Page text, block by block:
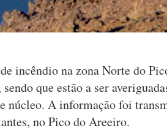
incêndio na zona Norte do
que estão a ser
núcleo. A informação foi
no Pico do Areeiro.